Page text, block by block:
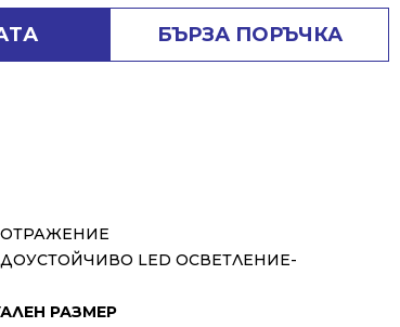
БЪРЗА ПОРЪЧКА
ОТРАЖЕНИЕ
LED ОСВЕТЛЕНИЕ-
РАЗМЕР